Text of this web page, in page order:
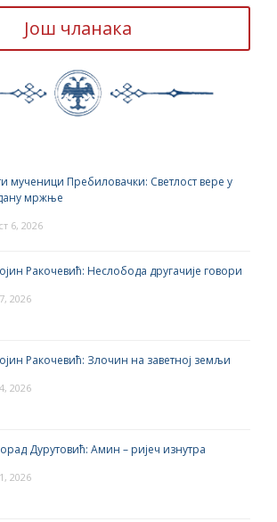
Још чланака
мученици Пребиловачки: Светлост вере у
мржње
6, 2026
Ракочевић: Неслобода другачије говори
2026
Ракочевић: Злочин на заветној земљи
2026
Дурутовић: Амин – ријеч изнутра
2026